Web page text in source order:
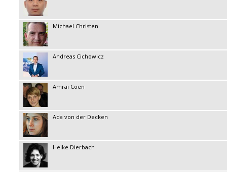
Michael Christen
Andreas Cichowicz
Amrai Coen
Ada von der Decken
Heike Dierbach